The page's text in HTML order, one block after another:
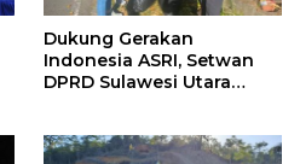
Dukung Gerakan
Indonesia ASRI, Setwan
DPRD Sulawesi Utara